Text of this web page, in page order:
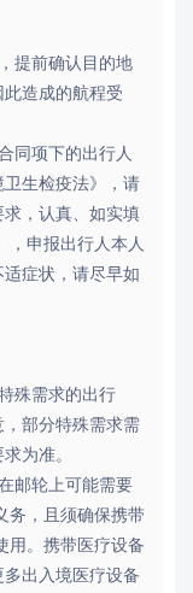
提前确认目的地
造成的航程受
同项下的出行人
生检疫法》，请
，认真、如实填
，申报出行人本人
症状，请尽早如
殊需求的出行
部分特殊需求需
为准。
邮轮上可能需要
务，且须确保携带
用。携带医疗设备
出入境医疗设备